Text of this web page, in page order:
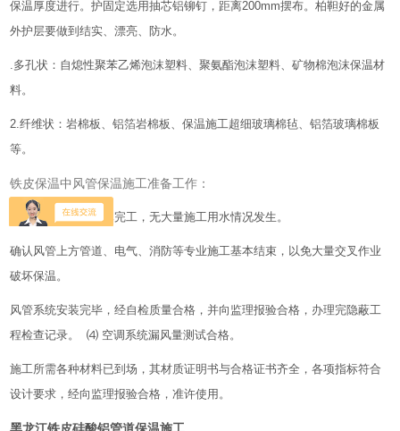
保温厚度进行。护固定选用抽芯铝铆钉，距离200mm摆布。柏靼好的金属
外护层要做到结实、漂亮、防水。
.多孔状：自熄性聚苯乙烯泡沫塑料、聚氨酯泡沫塑料、矿物棉泡沫保温材
料。
2.纤维状：岩棉板、铝箔岩棉板、保温施工超细玻璃棉毡、铝箔玻璃棉板
等。
铁皮保温中风管保温施工准备工作：
确认现场土建结构已完工，无大量施工用水情况发生。
确认风管上方管道、电气、消防等专业施工基本结束，以免大量交叉作业
破坏保温。
风管系统安装完毕，经自检质量合格，并向监理报验合格，办理完隐蔽工
程检查记录。 ⑷ 空调系统漏风量测试合格。
施工所需各种材料已到场，其材质证明书与合格证书齐全，各项指标符合
设计要求，经向监理报验合格，准许使用。